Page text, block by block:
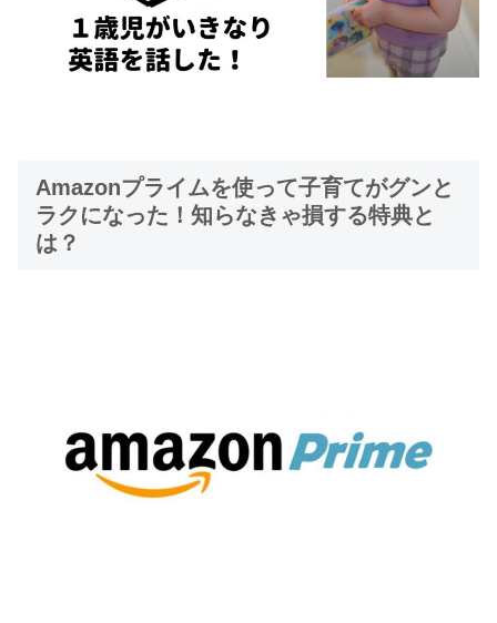
Amazonプライムを使って子育てがグンと
ラクになった！知らなきゃ損する特典と
は？